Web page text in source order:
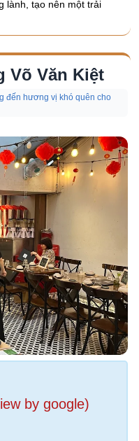
lành, tạo nên một trải
Võ Văn Kiệt
đến hương vị khó quên cho
by google)